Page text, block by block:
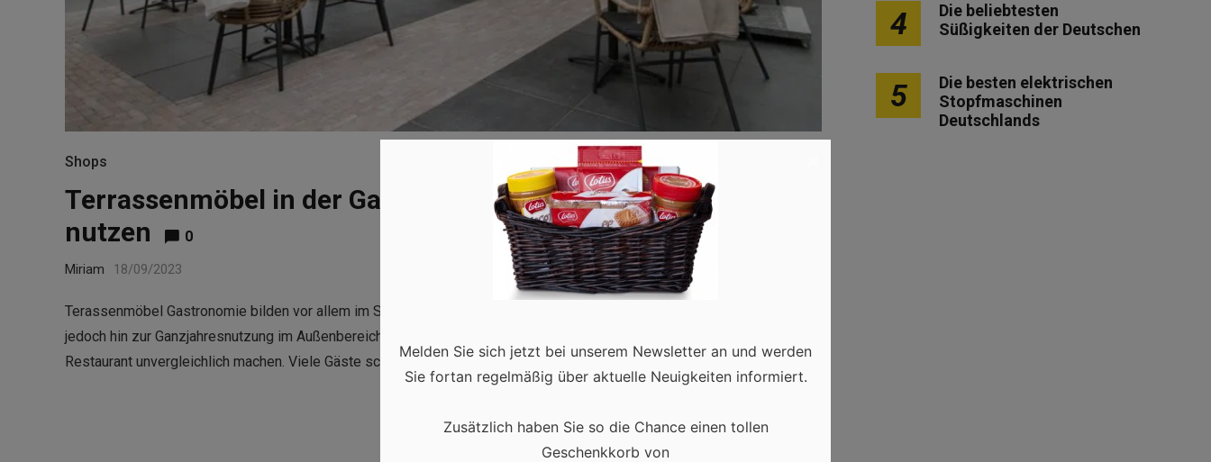
Shops
Terrassenmöbel in der Gastronomie optimal für den Winter
nutzen
0
Miriam 18/09/2023
Terassenmöbel Gastronomie bilden vor allem im Sommer das Herzstück vieler Restaurantkonzepte. Der Trend geht
jedoch hin zur Ganzjahresnutzung im Außenbereich. Umso wichtiger sind qualitativ hochwertige Outdoormöbel, die das
Restaurant unvergleichlich machen. Viele Gäste schätzen es, wenn Sie auch bei kälteren … Read more
4
Die beliebtesten
Süßigkeiten der Deutschen
5
Die besten elektrischen
Stopfmaschinen
Deutschlands
Melden Sie sich jetzt bei unserem Newsletter an und werden
Sie fortan regelmäßig über aktuelle Neuigkeiten informiert.
Zusätzlich haben Sie so die Chance einen tollen
Geschenkkorb von